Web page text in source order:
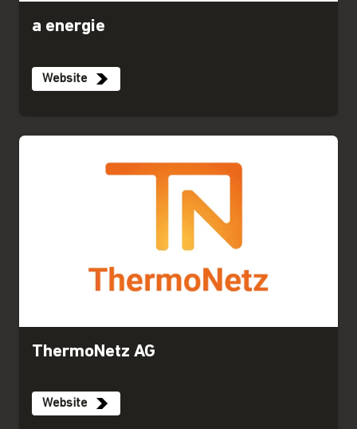
a energie
Website
ThermoNetz AG
Website